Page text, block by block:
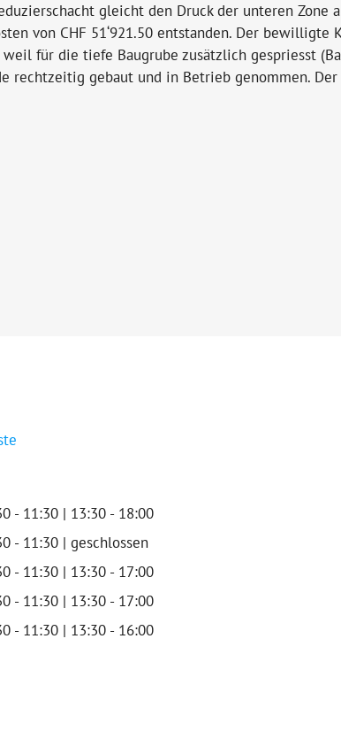
gleicht den Druck der unteren Zone
von CHF 51‘921.50 entstanden. Der bewilligte
für die tiefe Baugrube zusätzlich gespriesst
rechtzeitig gebaut und in Betrieb genommen.
- 11:30 | 13:30 - 18:00
- 11:30 | geschlossen
- 11:30 | 13:30 - 17:00
- 11:30 | 13:30 - 17:00
- 11:30 | 13:30 - 16:00